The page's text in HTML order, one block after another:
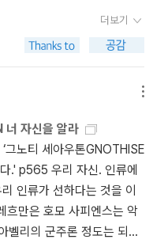
때문인지 정당하게 물을
결론 내렸다. -p83 상호
너무나도 복잡해서 대개
지 밝혀낼 수 없다. 이 글을
이 얼마나 작용하는지 궁
<군주론>에서 영감을 얻었
프란스 드 발의 책을 읽으
깊은 진실을 알려주는 책
문화적으로 변형시키는 관
거울로 실험하자 코끼리는
째로 침팬지는 얼굴인식
의 얼굴을 구별할 수 있는
. 그런데 이는 인간의 오만
얼굴을 왜 구별해야 하는
잘 구분하고 기억했다. 우
으로 침팬지를 구별하려면
게 침팬지 얼굴을 구별하
인간에게 얼굴인식능력이
다. 책을 읽으면서 동물의
그 중 하나이다. 동물은 특
엮은 것입니다. 천병희 선생
입문하는 것도 나쁘지 않
정리하고 있습니다만, 책
니다. 천병희 선생은 번역
습니다. 최혜영의 <그리스
락과 종교사회적 맥락을 짚
트를 읽도록 도와준다는 점
인 해설서라 할 수 있습니
직 안 읽어봤지만 이 시리
더보기
자신을 알라
그노티 세아우톤GNOTHISE
.' p565 우리 자신. 인류에
인류가 선하다는 것을 이
흐만은 호모 사피엔스는 악
벨리의 군주론 정도는 되어